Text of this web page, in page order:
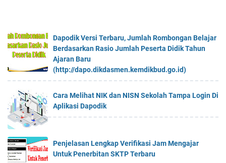
Dapodik Versi Terbaru, Jumlah Rombongan Belajar
Berdasarkan Rasio Jumlah Peserta Didik Tahun
Ajaran Baru
(http://dapo.dikdasmen.kemdikbud.go.id)
Cara Melihat NIK dan NISN Sekolah Tampa Login Di
Aplikasi Dapodik
Penjelasan Lengkap Verifikasi Jam Mengajar
Untuk Penerbitan SKTP Terbaru